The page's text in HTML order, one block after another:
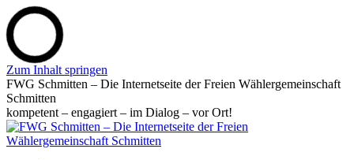
Zum Inhalt springen
FWG Schmitten – Die Internetseite der Freien Wählergemeinschaft
Schmitten
kompetent – engagiert – im Dialog – vor Ort!